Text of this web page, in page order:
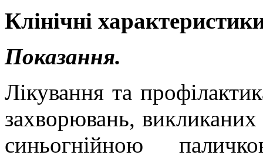
Клінічні
Показання.
Лікування та
захворювань,
синьогнійною